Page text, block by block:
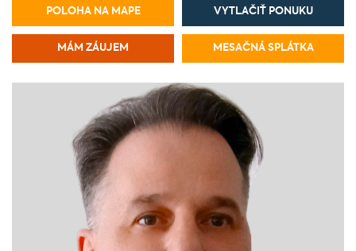
POLOHA NA MAPE VYTLAČIŤ PONUKU
MÁM ZÁUJEM MESAČNÁ SPLÁTKA